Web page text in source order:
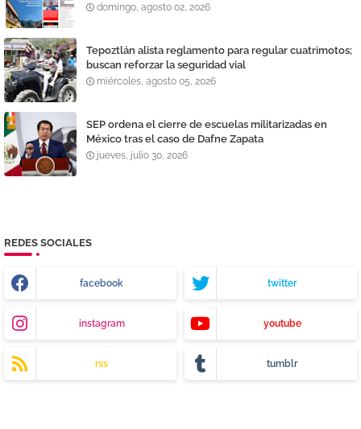
domingo, agosto 02, 2026
Tepoztlán alista reglamento para regular cuatrimotos;
buscan reforzar la seguridad vial
miércoles, agosto 05, 2026
SEP ordena el cierre de escuelas militarizadas en
México tras el caso de Dafne Zapata
jueves, julio 30, 2026
REDES SOCIALES
facebook twitter
instagram youtube
rss tumblr